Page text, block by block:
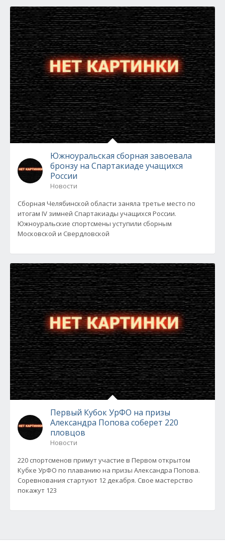
Южноуральская сборная завоевала
бронзу на Спартакиаде учащихся
России
Новости
Сборная Челябинской области заняла третье место по
итогам IV зимней Спартакиады учащихся России.
Южноуральские спортсмены уступили сборным
Московской и Свердловской
Первый Кубок УрФО на призы
Александра Попова соберет 220
пловцов
Новости
220 спортсменов примут участие в Первом открытом
Кубке УрФО по плаванию на призы Александра Попова.
Соревнования стартуют 12 декабря. Свое мастерство
покажут 123